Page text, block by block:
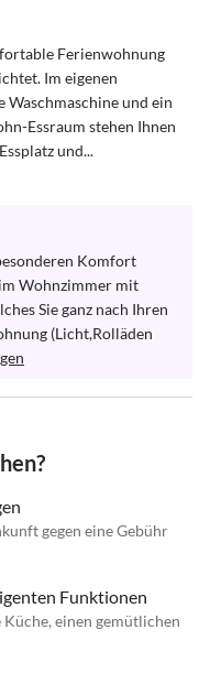
Ferienwohnung
Im eigenen
und ein
Essraum stehen Ihnen
und...
Komfort
Wohnzimmer mit
Sie ganz nach Ihren
(Licht,Rolläden
gegen eine Gebühr
Funktionen
Küche, einen gemütlichen